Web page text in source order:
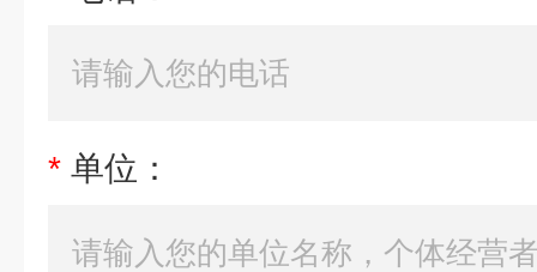
* 单位：